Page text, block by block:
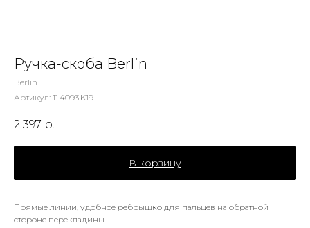
Ручка-скоба Berlin
Berlin
Артикул: 11.4093.K19
2 397 р.
В корзину
Прямые линии, удобное ребрышко для пальцев на обратной
стороне перекладины.